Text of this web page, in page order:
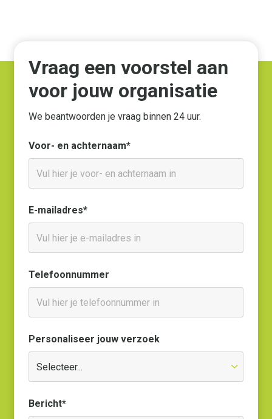
Vraag een voorstel aan
voor jouw organisatie
We beantwoorden je vraag binnen 24 uur.
Voor- en achternaam*
E-mailadres*
Telefoonnummer
Personaliseer jouw verzoek
Bericht*